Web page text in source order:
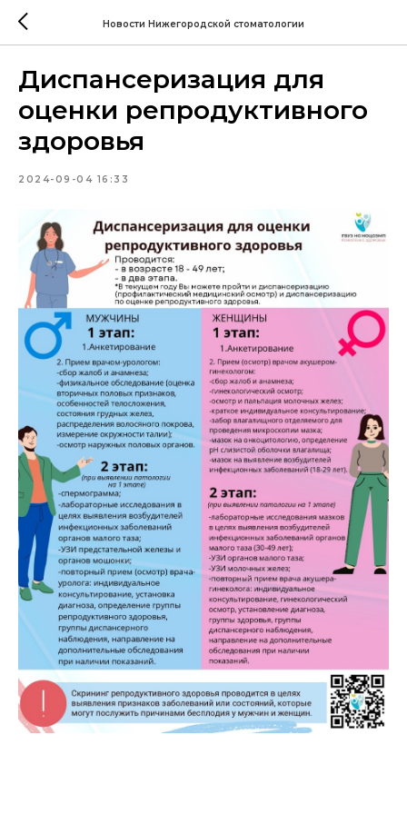
Новости Нижегородской стоматологии
Диспансеризация для
оценки репродуктивного
здоровья
2024-09-04 16:33